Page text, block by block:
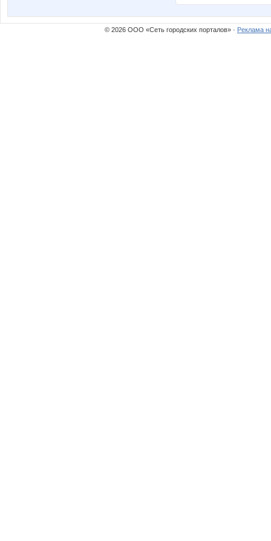
© 2026 ООО «Сеть городских порталов» · Реклама